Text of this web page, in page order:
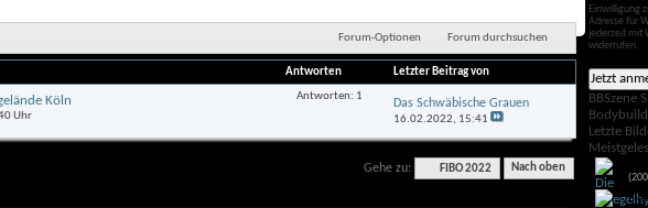
Forum-Optionen Forum durchsuchen
Antworten Letzter Beitrag von
Köln
Uhr
Antworten: 1
Das Schwäbische Grauen
16.02.2022, 15:41
Gehe zu: FIBO 2022 Nach oben
Einwilligung
Adresse für
jederzeit mit
widerrufen.
BBSzene
Letzte